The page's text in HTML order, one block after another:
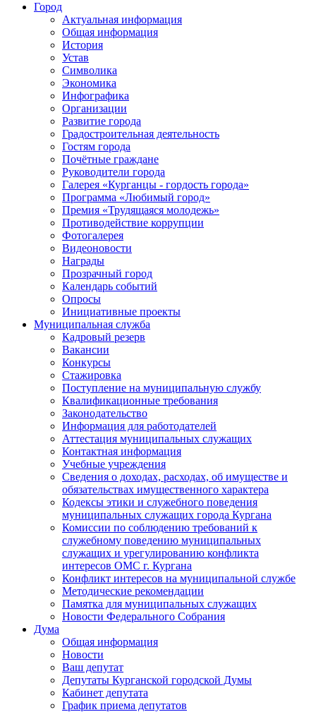
Город
Актуальная информация
Общая информация
История
Устав
Символика
Экономика
Инфографика
Организации
Развитие города
Градостроительная деятельность
Гостям города
Почётные граждане
Руководители города
Галерея «Курганцы - гордость города»
Программа «Любимый город»
Премия «Трудящаяся молодежь»
Противодействие коррупции
Фотогалерея
Видеоновости
Награды
Прозрачный город
Календарь событий
Опросы
Инициативные проекты
Муниципальная служба
Кадровый резерв
Вакансии
Конкурсы
Стажировка
Поступление на муниципальную службу
Квалификационные требования
Законодательство
Информация для работодателей
Аттестация муниципальных служащих
Контактная информация
Учебные учреждения
Сведения о доходах, расходах, об имуществе и
обязательствах имущественного характера
Кодексы этики и служебного поведения
муниципальных служащих города Кургана
Комиссии по соблюдению требований к
служебному поведению муниципальных
служащих и урегулированию конфликта
интересов ОМС г. Кургана
Конфликт интересов на муниципальной службе
Методические рекомендации
Памятка для муниципальных служащих
Новости Федерального Cобрания
Дума
Общая информация
Новости
Ваш депутат
Депутаты Курганской городской Думы
Кабинет депутата
График приема депутатов